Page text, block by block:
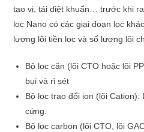
tạo vị, tái diệt khuẩn… trước khi
lọc Nano có các giai đoạn lọc
lượng lõi tiền lọc và số lượng lõi
Bộ lọc cặn (lõi CTO hoặc lõi
bụi và rỉ sét
Bộ lọc trao đổi ion (lõi
cứng.
Bộ lọc carbon (lõi CTO, lõi